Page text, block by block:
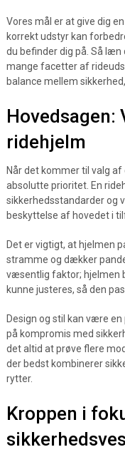
Vores mål er at give dig
korrekt udstyr kan
du befinder dig på. Så læn
mange facetter af
balance mellem
Hovedsagen:
ridehjelm
Når det kommer til valg
absolutte prioritet. En
sikkerhedsstandarder og
beskyttelse af hovedet i
Det er vigtigt, at hjelmen
stramme og dækker
væsentlig faktor; hjelmen
kunne justeres, så den
Design og stil kan være
på kompromis med
det altid at prøve flere
der bedst kombinerer
rytter.
Kroppen i